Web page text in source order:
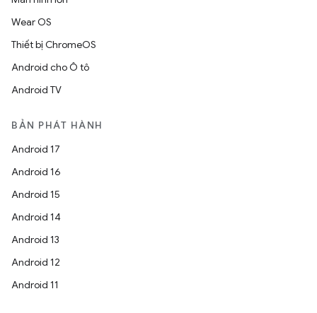
Wear OS
Thiết bị ChromeOS
Android cho Ô tô
Android TV
BẢN PHÁT HÀNH
Android 17
Android 16
Android 15
Android 14
Android 13
Android 12
Android 11